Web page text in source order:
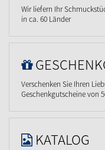
Wir liefern Ihr
in ca. 60 Länder
Verschenken Sie Ihren
Geschenkgutscheine von
KATALOG